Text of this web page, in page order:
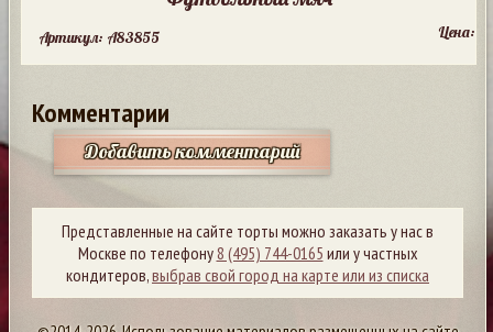
Артикул: A83855 Цена:
Комментарии
Добавить комментарий
Представленные на сайте торты можно заказать у нас в
Москве по телефону8 (495) 744-0165 или у частных
кондитеров,выбрав свой город на карте или из списка